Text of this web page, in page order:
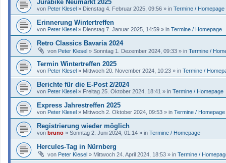
Jurabike Neumarkt 2025
von Peter Klesel » Dienstag 4. Februar 2025, 09:56 » in Termine / Homepage
Erinnerung Wintertreffen
von Peter Klesel » Dienstag 7. Januar 2025, 14:59 » in Termine / Homepage
Retro Classics Bavaria 2024
von Peter Klesel » Sonntag 1. Dezember 2024, 09:33 » in Termine /
Termin Wintertreffen 2025
von Peter Klesel » Mittwoch 20. November 2024, 10:23 » in Termine /
Berichte für die E-Post 2/2024
von Peter Klesel » Freitag 25. Oktober 2024, 18:41 » in Termine / Homepage
Express Jahrestreffen 2025
von Peter Klesel » Mittwoch 2. Oktober 2024, 09:53 » in Termine / Homepage
Registrierung wieder möglich
von bruno » Sonntag 2. Juni 2024, 01:14 » in Termine / Homepage
Hercules-Tag in Nürnberg
von Peter Klesel » Mittwoch 24. April 2024, 18:53 » in Termine /